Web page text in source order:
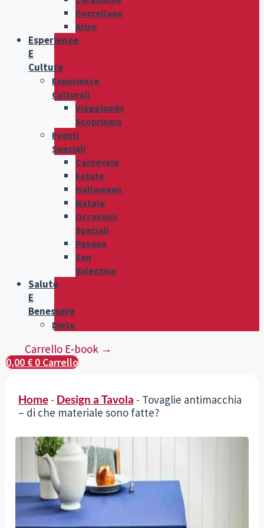
Porcellane
Altro
Esperienze
E
Cultura
Esperienze
Culturali
Viaggiando
Scopriamo
Eventi
Speciali
Carnevale
Estate
Halloween
Natale
Occasioni
Speciali
Pasqua
San
Valentino
Salute
E
Benessere
Diete
Carrello E‑book →
0,00 € 0 Carrello
Home- Design a Tavola - Tovaglie antimacchia
– di che materiale sono fatte?